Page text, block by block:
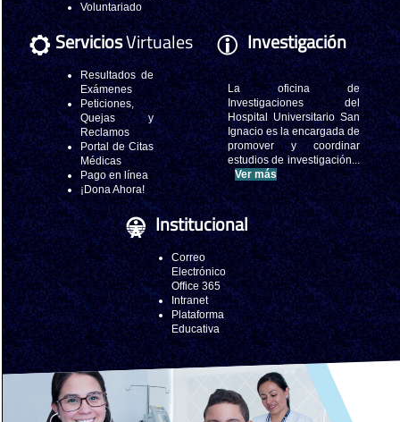
Voluntariado
ServiciosVirtuales
Resultados de
Exámenes
Peticiones,
Quejas y
Reclamos
Portal de Citas
Médicas
Pago en línea
¡Dona Ahora!
Investigación
La oficina de
Investigaciones del
Hospital Universitario San
Ignacio es la encargada de
promover y coordinar
estudios de investigación...
Ver más
Institucional
Correo
Electrónico
Office 365
Intranet
Plataforma
Educativa